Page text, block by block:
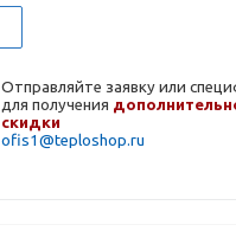
Отправляйте заявку или
для получения
скидки
ofis1@teploshop.ru